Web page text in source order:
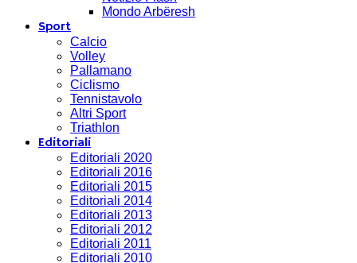
Mondo Arbëresh
Sport
Calcio
Volley
Pallamano
Ciclismo
Tennistavolo
Altri Sport
Triathlon
Editoriali
Editoriali 2020
Editoriali 2016
Editoriali 2015
Editoriali 2014
Editoriali 2013
Editoriali 2012
Editoriali 2011
Editoriali 2010